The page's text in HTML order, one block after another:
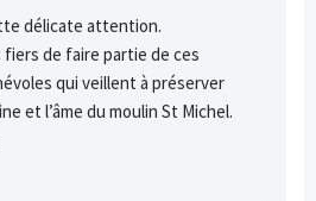
délicate attention.
fiers de faire partie de ces
qui veillent à préserver
et l’âme du moulin St Michel.